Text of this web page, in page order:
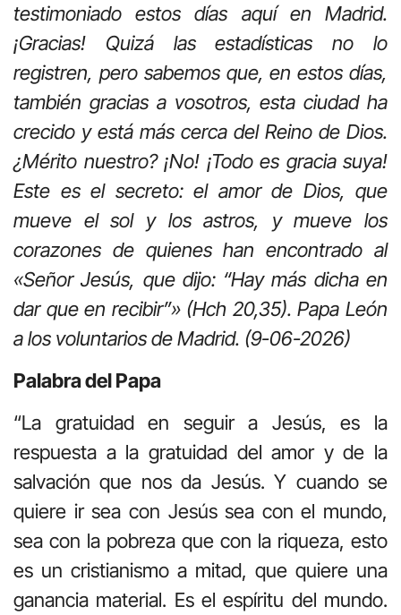
testimoniado estos días aquí en Madrid.
¡Gracias! Quizá las estadísticas no lo
registren, pero sabemos que, en estos días,
también gracias a vosotros, esta ciudad ha
crecido y está más cerca del Reino de Dios.
¿Mérito nuestro? ¡No! ¡Todo es gracia suya!
Este es el secreto: el amor de Dios, que
mueve el sol y los astros, y mueve los
corazones de quienes han encontrado al
«Señor Jesús, que dijo: “Hay más dicha en
dar que en recibir”» (Hch 20,35). Papa León
a los voluntarios de Madrid. (9-06-2026)
Palabra del Papa
“La gratuidad en seguir a Jesús, es la
respuesta a la gratuidad del amor y de la
salvación que nos da Jesús. Y cuando se
quiere ir sea con Jesús sea con el mundo,
sea con la pobreza que con la riqueza, esto
es un cristianismo a mitad, que quiere una
ganancia material. Es el espíritu del mundo.